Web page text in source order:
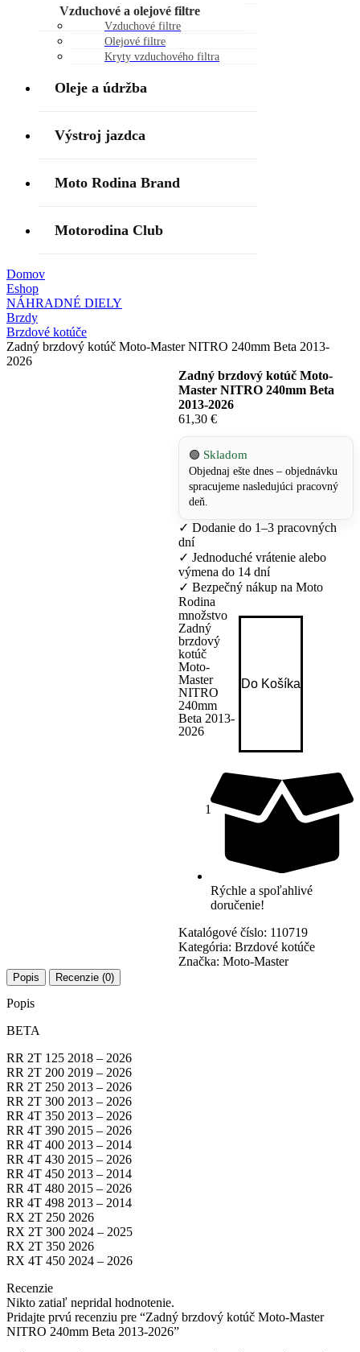
Vzduchové a olejové filtre
Vzduchové filtre
Olejové filtre
Kryty vzduchového filtra
Oleje a údržba
Výstroj jazdca
Moto Rodina Brand
Motorodina Club
Domov
Eshop
NÁHRADNÉ DIELY
Brzdy
Brzdové kotúče
Zadný brzdový kotúč Moto-Master NITRO 240mm Beta 2013-
2026
Zadný brzdový kotúč Moto-
Master NITRO 240mm Beta
2013-2026
61,30 €
🟢 Skladom
Objednaj ešte dnes – objednávku
spracujeme nasledujúci pracovný
deň.
✓ Dodanie do 1–3 pracovných
dní
✓ Jednoduché vrátenie alebo
výmena do 14 dní
✓ Bezpečný nákup na Moto
Rodina
množstvo
Zadný
brzdový
kotúč
Moto-
Master
NITRO
240mm
Beta 2013-
2026
Do Košíka
Rýchle a spoľahlivé
doručenie!
Katalógové číslo: 110719
Kategória: Brzdové kotúče
Značka: Moto-Master
Popis Recenzie (0)
Popis
BETA
RR 2T 125 2018 – 2026
RR 2T 200 2019 – 2026
RR 2T 250 2013 – 2026
RR 2T 300 2013 – 2026
RR 4T 350 2013 – 2026
RR 4T 390 2015 – 2026
RR 4T 400 2013 – 2014
RR 4T 430 2015 – 2026
RR 4T 450 2013 – 2014
RR 4T 480 2015 – 2026
RR 4T 498 2013 – 2014
RX 2T 250 2026
RX 2T 300 2024 – 2025
RX 2T 350 2026
RX 4T 450 2024 – 2026
Recenzie
Nikto zatiaľ nepridal hodnotenie.
Pridajte prvú recenziu pre “Zadný brzdový kotúč Moto-Master
NITRO 240mm Beta 2013-2026”